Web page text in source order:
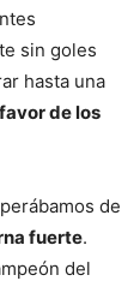
sin goles
hasta una
de los
de
fuerte.
del